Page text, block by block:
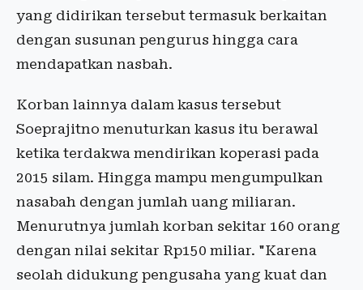
yang didirikan tersebut termasuk berkaitan
dengan susunan pengurus hingga cara
mendapatkan nasbah.
Korban lainnya dalam kasus tersebut
Soeprajitno menuturkan kasus itu berawal
ketika terdakwa mendirikan koperasi pada
2015 silam. Hingga mampu mengumpulkan
nasabah dengan jumlah uang miliaran.
Menurutnya jumlah korban sekitar 160 orang
dengan nilai sekitar Rp150 miliar. "Karena
seolah didukung pengusaha yang kuat dan